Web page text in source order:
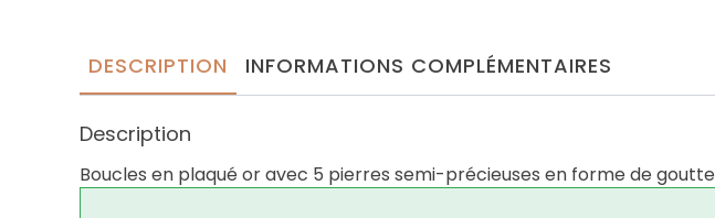
DESCRIPTION INFORMATIONS COMPLÉMENTAIRES
Description
Boucles en plaqué or avec 5 pierres semi-précieuses en forme de goutte